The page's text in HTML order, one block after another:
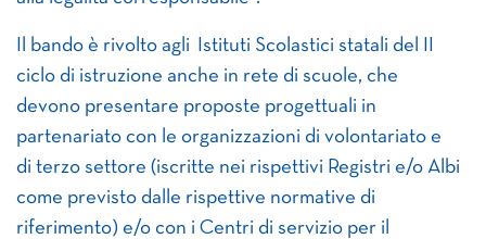
Il bando è rivolto agli Istituti Scolastici statali del II
ciclo di istruzione anche in rete di scuole, che
devono presentare proposte progettuali in
partenariato con le organizzazioni di volontariato e
di terzo settore (iscritte nei rispettivi Registri e/o Albi
come previsto dalle rispettive normative di
riferimento) e/o con i Centri di servizio per il